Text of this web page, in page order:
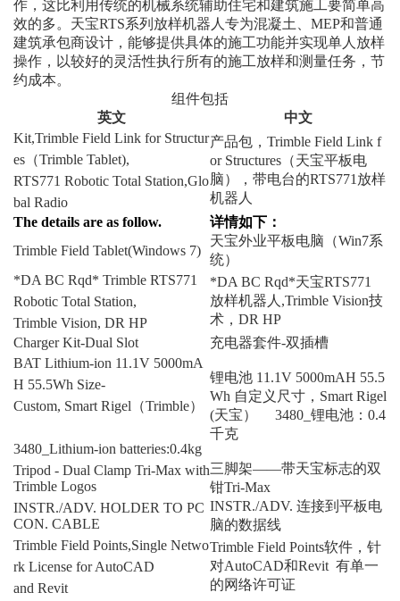
作，这比利用传统的机械系统辅助住宅和建筑施工要简单高
效的多。天宝RTS系列放样机器人专为混凝土、MEP和普通
建筑承包商设计，能够提供具体的施工功能并实现单人放样
操作，以较好的灵活性执行所有的施工放样和测量任务，节
约成本。
组件包括
英文
中文
Kit,Trimble Field Link for Structur
es（Trimble Tablet),
RTS771 Robotic Total Station,Glo
bal Radio
产品包，Trimble Field Link f
or Structures（天宝平板电
脑），带电台的RTS771放样
机器人
The details are as follow.
详情如下：
Trimble Field Tablet(Windows 7)
天宝外业平板电脑（Win7系
统）
*DA BC Rqd* Trimble RTS771
Robotic Total Station,
Trimble Vision, DR HP
*DA BC Rqd*天宝RTS771
放样机器人,Trimble Vision技
术，DR HP
Charger Kit-Dual Slot
充电器套件-双插槽
BAT Lithium-ion 11.1V 5000mA
H 55.5Wh Size-
Custom, Smart Rigel（Trimble）
3480_Lithium-ion batteries:0.4kg
锂电池 11.1V 5000mAH 55.5
Wh 自定义尺寸，Smart Rigel
(天宝） 3480_锂电池：0.4
千克
Tripod - Dual Clamp Tri-Max with
Trimble Logos
三脚架——带天宝标志的双
钳Tri-Max
INSTR./ADV. HOLDER TO PC
CON. CABLE
INSTR./ADV. 连接到平板电
脑的数据线
Trimble Field Points,Single Netwo
rk License for AutoCAD
and Revit
Trimble Field Points软件，针
对AutoCAD和Revit 有单一
的网络许可证